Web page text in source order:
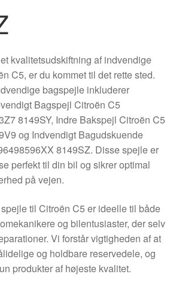
kvalitetsudskiftning af indvendige
C5, er du kommet til det rette sted.
bagspejle inkluderer
Bagspejl Citroën C5
8149SY, Indre Bakspejl Citroën C5
og Indvendigt Bagudskuende
8149SZ. Disse spejle er
perfekt til din bil og sikrer optimal
på vejen.
til Citroën C5 er ideelle til både
og bilentusiaster, der selv
Vi forstår vigtigheden af at
og holdbare reservedele, og
produkter af højeste kvalitet.